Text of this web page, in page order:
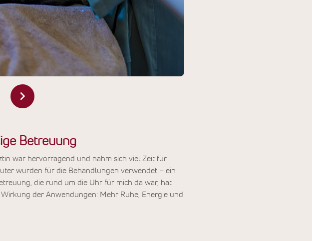
Betreuung
war hervorragend und nahm sich viel Zeit für
wurden für die Behandlungen verwendet – ein
die rund um die Uhr für mich da war, hat
der Anwendungen: Mehr Ruhe, Energie und